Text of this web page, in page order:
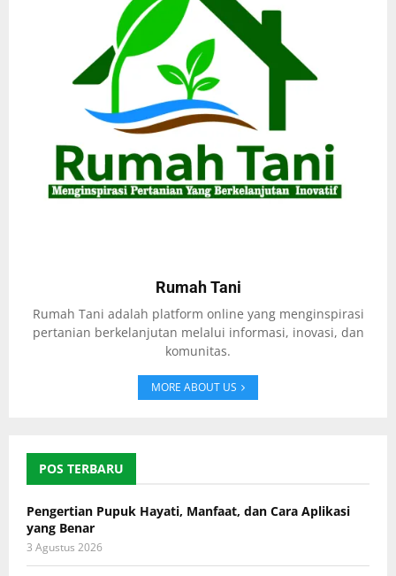
Rumah Tani
Rumah Tani adalah platform online yang menginspirasi
pertanian berkelanjutan melalui informasi, inovasi, dan
komunitas.
MORE ABOUT US
POS TERBARU
Pengertian Pupuk Hayati, Manfaat, dan Cara Aplikasi
yang Benar
3 Agustus 2026